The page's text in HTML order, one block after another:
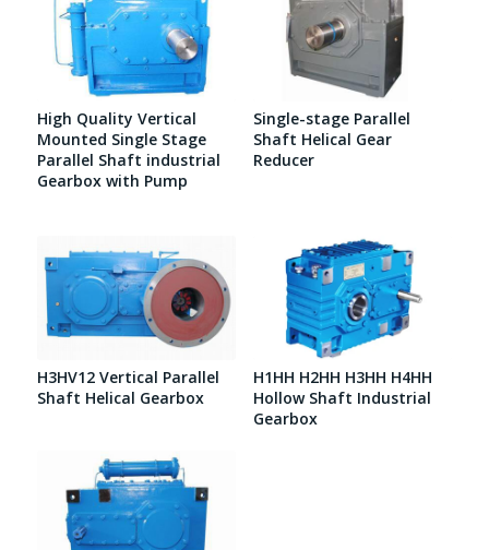
High Quality Vertical
Mounted Single Stage
Parallel Shaft industrial
Gearbox with Pump
Single-stage Parallel
Shaft Helical Gear
Reducer
H3HV12 Vertical Parallel
Shaft Helical Gearbox
H1HH H2HH H3HH H4HH
Hollow Shaft Industrial
Gearbox